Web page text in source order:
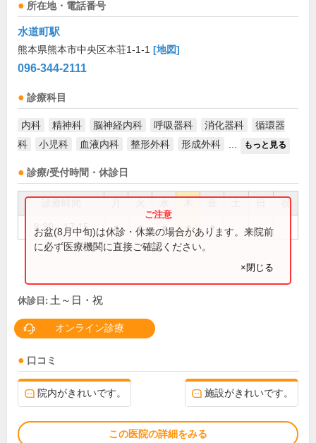
所在地・電話番号
水道町駅
熊本県熊本市中央区本荘1-1-1 [地図]
096-344-2111
診療科目
内科 精神科 脳神経内科 呼吸器科 消化器科
循環器
科
小児科 血液内科 整形外科 形成外科 もっと見る
診療/受付時間・休診日
祝
8:30～17:15 ● ● ● ● ●
お盆(8月中旬)は休診・休業の場合があります。来院前
に必ず医療機関に直接ご確認ください。
×閉じる
休診日: 土～日・祝
オンライン診療
口コミ
院内がきれいです。 施設がきれいです。
この医院の詳細をみる